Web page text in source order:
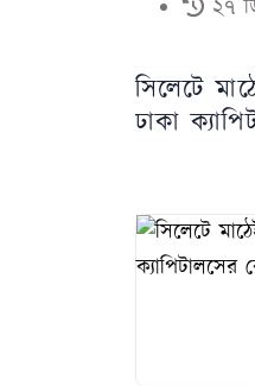
২৭
সিলেটে
ঢাকা